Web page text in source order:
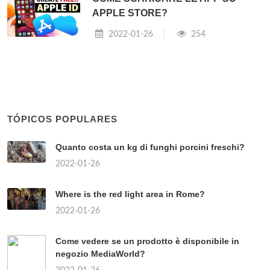
APPLE STORE?
2022-01-26 254
TÓPICOS POPULARES
Quanto costa un kg di funghi porcini freschi?
2022-01-26
Where is the red light area in Rome?
2022-01-26
Come vedere se un prodotto è disponibile in
negozio MediaWorld?